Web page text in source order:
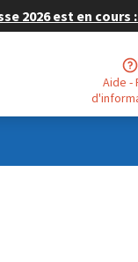
est en cours :
Aide - Plus